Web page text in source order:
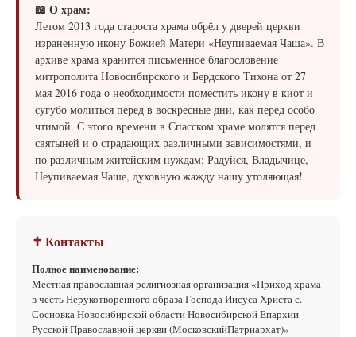
📖 О храм:
Летом 2013 года староста храма обрёл у дверей церкви
израненную икону Божией Матери «Неупиваемая Чаша». В
архиве храма хранится письменное благословение
митрополита Новосибирского и Бердского Тихона от 27
мая 2016 года о необходимости поместить икону в киот и
сугубо молиться перед в воскресные дни, как перед особо
чтимой. С этого времени в Спасском храме молятся перед
святыней и о страдающих различными зависимостями, и
по различным житейским нуждам: Радуйся, Владычице,
Неупиваемая Чаше, духовную жажду нашу утоляющая!
✝ Контакты
Полное наименование:
Местная православная религиозная организация «Приход храма
в честь Нерукотворенного образа Господа Иисуса Христа с.
Сосновка Новосибирской области Новосибирской Епархии
Русской Православной церкви (МосковскийПатриархат)»